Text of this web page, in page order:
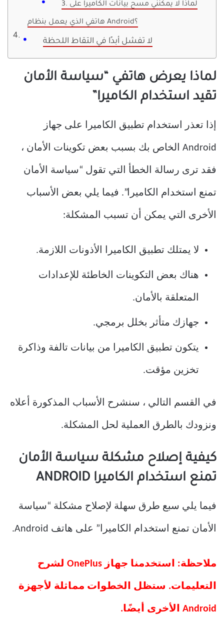
3. لماذا لا يمكنني مسح بيانات الكاميرا على
هاتفي الذي يعمل بنظام Android؟
لا تفشل أبدًا في التقاط اللحظة
لماذا يعرض هاتفي “سياسة الأمان
تقيد استخدام الكاميرا”
إذا تعذر استخدام تطبيق الكاميرا على جهاز
Android الخاص بك بسبب بعض تكوينات الأمان ،
فقد ترى رسالة الخطأ التي تقول “سياسة الأمان
تمنع استخدام الكاميرا”. فيما يلي بعض الأسباب
الأخرى التي يمكن أن تسبب المشكلة:
لا يمتلك تطبيق الكاميرا الأذونات اللازمة.
هناك بعض التكوينات الخاطئة للإعدادات
المتعلقة بالأمان.
جهازك متأثر بخلل برمجي.
يتكون تطبيق الكاميرا من بيانات تالفة وذاكرة
تخزين مؤقت.
في القسم التالي ، سنشرح الأسباب المذكورة أعلاه
ونزودك بالطرق العملية لحل المشكلة.
كيفية إصلاح مشكلة سياسة الأمان
تمنع استخدام الكاميرا ANDROID
فيما يلي سبع طرق سهلة لإصلاح مشكلة “سياسة
الأمان تمنع استخدام الكاميرا” على هاتف Android.
ملاحظة: استخدمنا جهاز OnePlus لشرح
التعليمات. ستظل الخطوات مماثلة لأجهزة
Android الأخرى أيضًا.